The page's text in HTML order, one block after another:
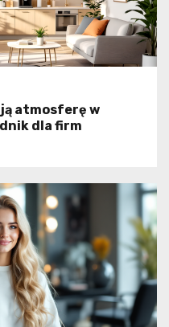
atmosferę w
dla firm